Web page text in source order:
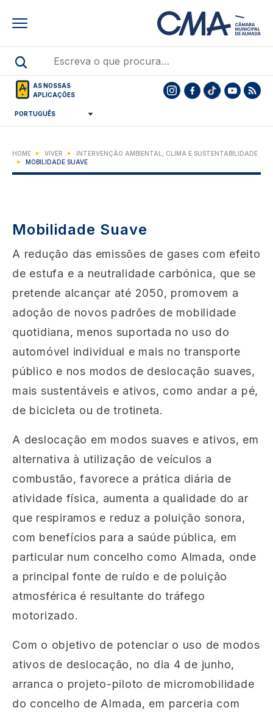
AS NOSSAS
APLICAÇÕES
HOME VIVER
INTERVENÇÃO AMBIENTAL, CLIMA E SUSTENTABILIDADE
MOBILIDADE SUAVE
Mobilidade Suave
A redução das emissões de gases com efeito
de estufa e a neutralidade carbónica, que se
pretende alcançar até 2050, promovem a
adoção de novos padrões de mobilidade
quotidiana, menos suportada no uso do
automóvel individual e mais no transporte
público e nos modos de deslocação suaves,
mais sustentáveis e ativos, como andar a pé,
de bicicleta ou detrotineta.
A deslocação em modos suaves e ativos, em
alternativa à utilização de veículos a
combustão, favorece a prática diária de
atividade física, aumenta a qualidade do ar
que respiramos e reduz a poluição sonora,
com benefícios para a saúde pública, em
particular num concelho como Almada, onde
a principal fonte de ruído e de poluição
atmosférica é resultante do tráfego
motorizado.
Com o objetivo de potenciar o uso de modos
ativos de deslocação, no dia 4 de junho,
arranca o projeto-piloto de micromobilidade
do concelho de Almada, em parceria com